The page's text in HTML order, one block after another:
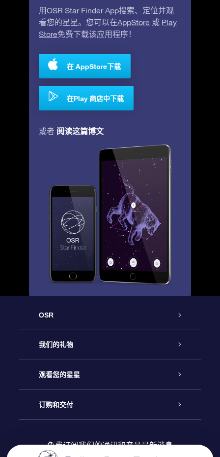
用OSR Star Finder App搜索、定位并观
看您的星星。您可以在AppStore 或 Play
Store免费下载该应用程序！
在 AppStore下载
在Play 商店中下载
或者 阅读这篇博文
OSR
客户服务
联系我们
博客
我们的礼物
Online Star礼物
OSR 礼物包
观看您的星星
Online Star Register
订购和交付
免费订阅我们的通讯和产品最新消息